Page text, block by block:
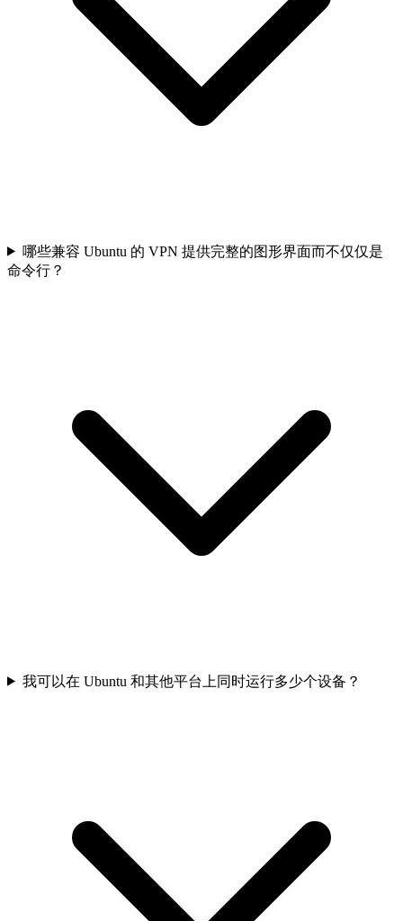
哪些兼容 Ubuntu 的 VPN 提供完整的图形界面而不仅仅是
命令行？
我可以在 Ubuntu 和其他平台上同时运行多少个设备？